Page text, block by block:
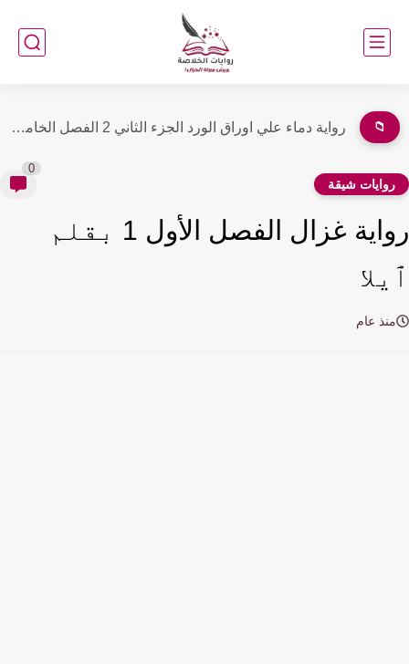
📁 رواية دماء علي اوراق الورد الجزء الثاني 2 الفصل الخامس...
شيقة
رواية غزال الفصل الأول 1 بقلم
عام